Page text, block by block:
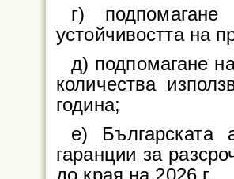
г)
устойчивостта на
д) подпомагане
количества
година;
е) Българската
гаранции за
до края на 2026 г.